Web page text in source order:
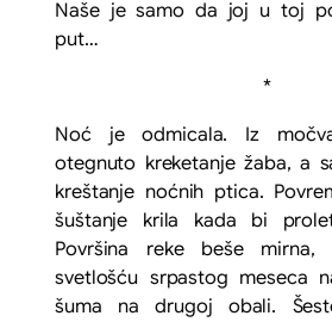
Naše je samo da joj u toj
put…
*
Noć je odmicala. Iz
otegnuto kreketanje žaba, a
kreštanje noćnih ptica.
šuštanje krila kada bi
Površina reke beše
svetlošću srpastog meseca
šuma na drugoj obali.